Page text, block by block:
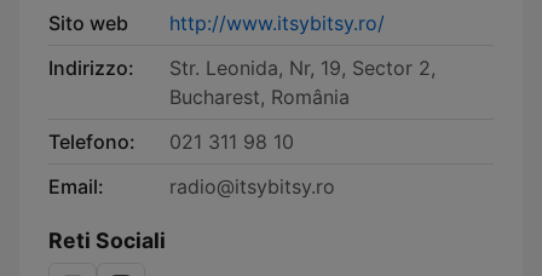
Sito web
http://www.itsybitsy.ro/
Indirizzo:
Str. Leonida, Nr, 19, Sector 2,
Bucharest, România
Telefono:
021 311 98 10
Email:
radio@itsybitsy.ro
Reti Sociali